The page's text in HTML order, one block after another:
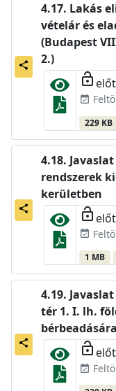
share
Lakás
vételár és
(Budapest
2.)
lock_open
event_available
229 KB
share
rendszerek
kerületben
lock_open
event_available
1 MB
share
tér 1. I. lh.
bérbeadására
lock_open
event_available